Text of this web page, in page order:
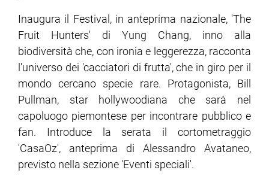
Inaugura il Festival, in anteprima nazionale, 'The
Fruit Hunters' di Yung Chang, inno alla
biodiversità che, con ironia e leggerezza, racconta
l'universo dei 'cacciatori di frutta', che in giro per il
mondo cercano specie rare. Protagonista, Bill
Pullman, star hollywoodiana che sarà nel
capoluogo piemontese per incontrare pubblico e
fan. Introduce la serata il cortometraggio
'CasaOz', anteprima di Alessandro Avataneo,
previsto nella sezione 'Eventi speciali'.